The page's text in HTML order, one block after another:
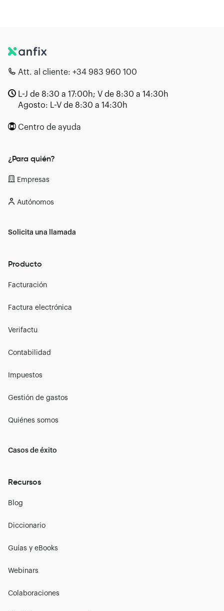
Att. al cliente: +34 983 960 100
L-J de 8:30 a 17:00h; V de 8:30 a 14:30h
Agosto: L-V de 8:30 a 14:30h
Centro de ayuda
¿Para quién?
Empresas
Autónomos
Solicita una llamada
Producto
Facturación
Factura electrónica
Verifactu
Contabilidad
Impuestos
Gestión de gastos
Quiénes somos
Casos de éxito
Recursos
Blog
Diccionario
Guías y eBooks
Webinars
Colaboraciones